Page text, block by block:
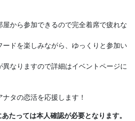
から参加できるので完全着席で疲れな
ードを楽しみながら、ゆっくりと参加い
異なりますので詳細はイベントページに
タの恋活を応援します！
たっては本人確認が必要となります。